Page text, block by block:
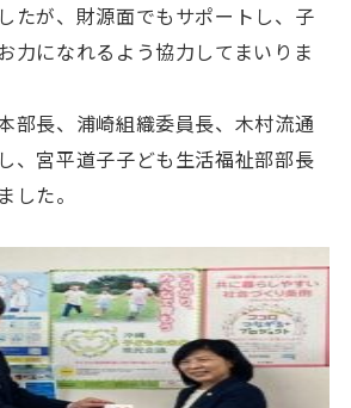
たが、財源面でもサポートし、子
力になれるよう協力してまいりま
部長、浦崎組織委員長、木村流通
、宮平道子子ども生活福祉部部長
した。